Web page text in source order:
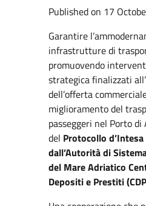
Published on 17
Garantire
infrastrutture di
promuovendo
strategica finalizzati
dell’offerta
miglioramento del
passeggeri nel Porto di
del Protocollo
dall’Autorità di
del Mare Adriatico
Depositi e Prestiti